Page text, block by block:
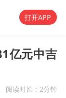
打开APP
亿元中吉
阅读时长： 2分钟